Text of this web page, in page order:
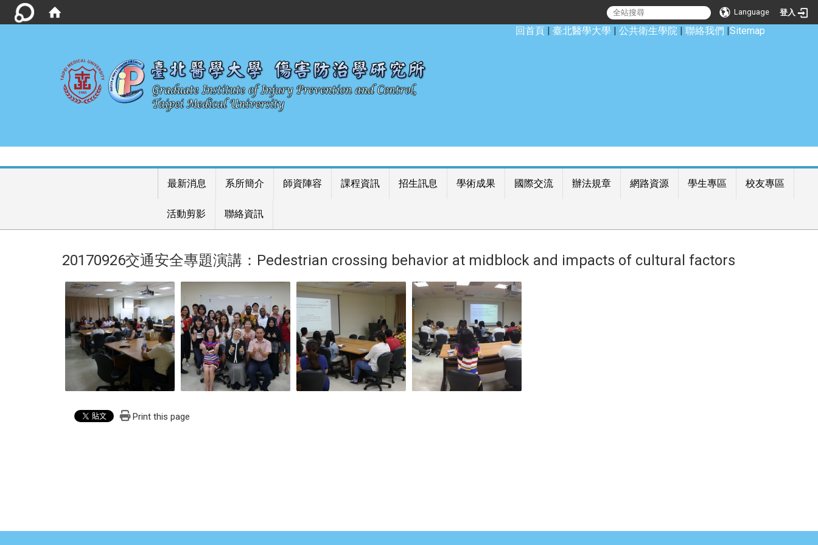
Language 登入
回首頁 | 臺北醫學大學 | 公共衛生學院 | 聯絡我們 |Sitemap
最新消息 系所簡介 師資陣容 課程資訊 招生訊息 學術成果 國際交流 辦法規章 網路資源 學生專區 校友專區
活動剪影 聯絡資訊
20170926交通安全專題演講：Pedestrian crossing behavior at midblock and impacts of cultural factors
Print this page